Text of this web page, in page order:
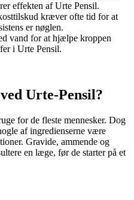
effekten af Urte Pensil.
kræver ofte tid for at
er nøglen.
vand for at hjælpe kroppen
i Urte Pensil.
Urte-Pensil?
for de fleste mennesker. Dog
af ingredienserne være
Gravide, ammende og
en læge, før de starter på et